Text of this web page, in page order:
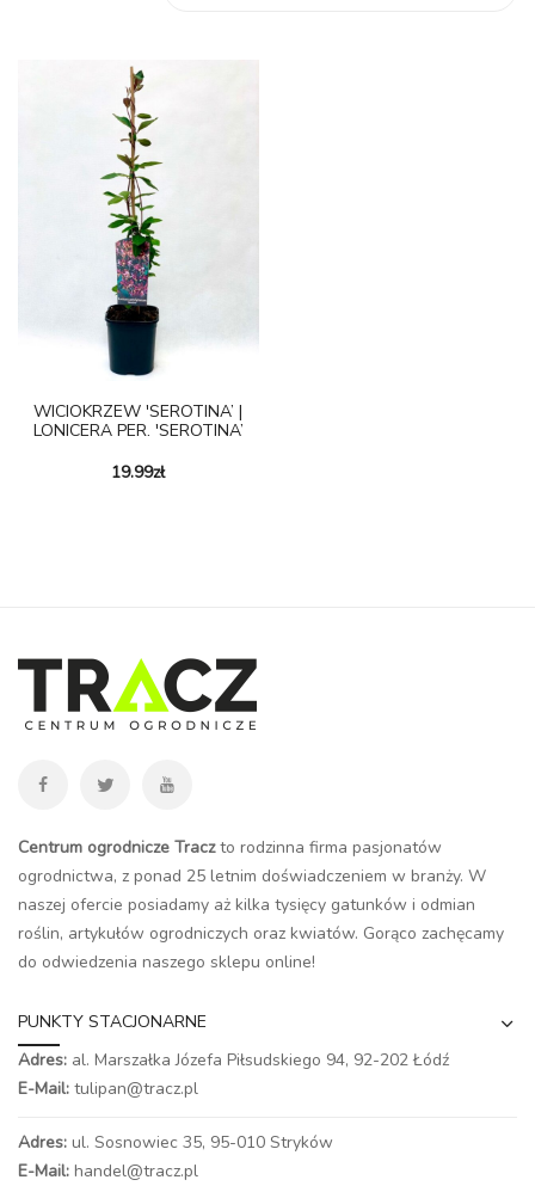
WICIOKRZEW 'SEROTINA’ |
LONICERA PER. 'SEROTINA’
19.99zł
Centrum ogrodnicze Traczto rodzinna firma pasjonatów
ogrodnictwa, z ponad 25 letnim doświadczeniem w branży. W
naszej ofercie posiadamy aż kilka tysięcy gatunków i odmian
roślin, artykułów ogrodniczych oraz kwiatów. Gorąco zachęcamy
do odwiedzenia naszego sklepu online!
PUNKTY STACJONARNE
Adres: al. Marszałka Józefa Piłsudskiego 94, 92-202 Łódź
E-Mail: tulipan@tracz.pl
Adres: ul. Sosnowiec 35, 95-010 Stryków
E-Mail: handel@tracz.pl